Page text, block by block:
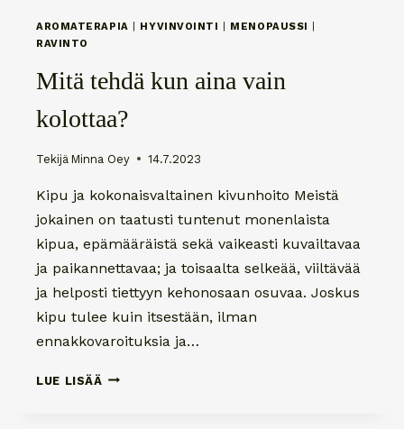
AROMATERAPIA HYVINVOINTI MENOPAUSSI
RAVINTO
Mitä tehdä kun aina vain
kolottaa?
Tekijä Minna Oey 14.7.2023
Kipu ja kokonaisvaltainen kivunhoito Meistä
jokainen on taatusti tuntenut monenlaista
kipua, epämääräistä sekä vaikeasti kuvailtavaa
ja paikannettavaa; ja toisaalta selkeää, viiltävää
ja helposti tiettyyn kehonosaan osuvaa. Joskus
kipu tulee kuin itsestään, ilman
ennakkovaroituksia ja…
LUE LISÄÄ MITÄ